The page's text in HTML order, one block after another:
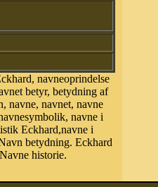
navneoprindelse
betyr, betydning af
navne, navnet, navne
navne i
Eckhard,navne i
betydning. Eckhard
historie.